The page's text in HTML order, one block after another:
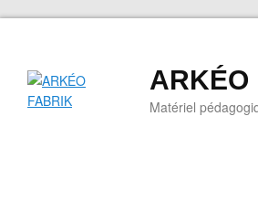
ARKÉO
Matériel